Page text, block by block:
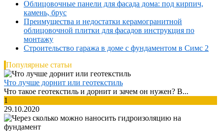
Облицовочные панели для фасада дома: под кирпич,
камень, брус
Преимущества и недостатки керамогранитной
облицовочной плитки для фасадов инструкция по
монтажу
Строительство гаража в доме с фундаментом в Симс 2
Популярные статьи
Что лучше дорнит или геотекстиль
Что такое геотекстиль и дорнит и зачем он нужен? В...
1
29.10.2020